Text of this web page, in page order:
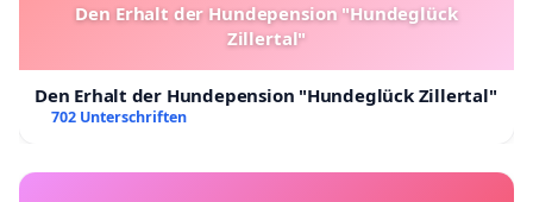
Den Erhalt der Hundepension "Hundeglück
Zillertal"
Den Erhalt der Hundepension "Hundeglück Zillertal"
702 Unterschriften